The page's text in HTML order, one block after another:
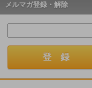
メルマガ登録・解除